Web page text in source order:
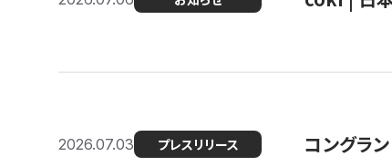
2026.07.03 プレスリリース コングラ